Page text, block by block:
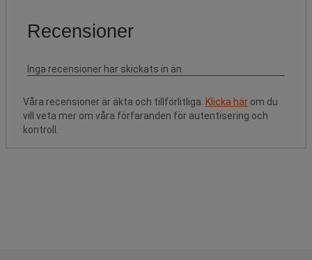
Våra recensioner är äkta och tillförlitliga. Klicka här om du
vill veta mer om våra förfaranden för autentisering och
kontroll.